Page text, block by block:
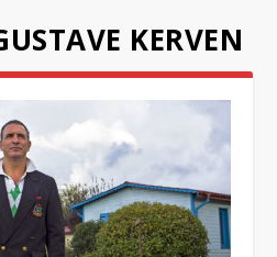
KERVEN